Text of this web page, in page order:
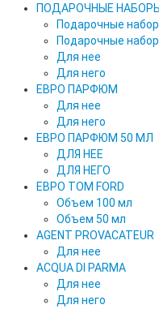
ПОДАРОЧНЫЕ НАБОРЫ
Подарочные
Подарочные
Для нее
Для него
ЕВРО ПАРФЮМ
Для нее
Для него
ЕВРО ПАРФЮМ 50 МЛ
ДЛЯ НЕЕ
ДЛЯ НЕГО
ЕВРО TOM FORD
Объем 100 мл
Объем 50 мл
AGENT PROVACATEUR
Для нее
ACQUA DI PARMA
Для нее
Для него